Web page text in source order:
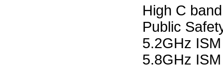
High C band
Public
5.2GHz ISM :
5.8GHz ISM :